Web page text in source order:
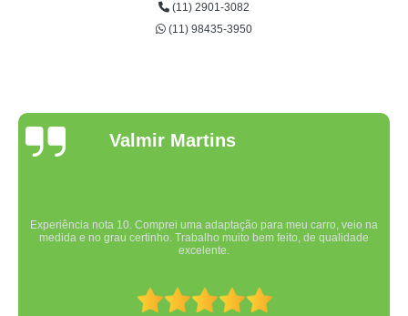
(11) 2901-3082
(11) 98435-3950
Valmir Martins
Experiência nota 10. Comprei uma adaptação para meu carro, veio na
medida e no grau certinho. Trabalho muito bem feito, de qualidade
excelente.